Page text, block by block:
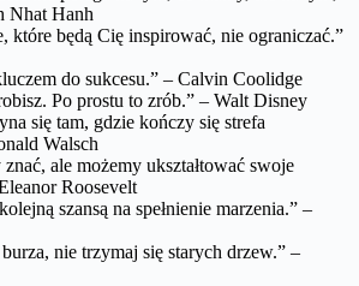
Nhat Hanh
które będą Cię inspirować, nie ograniczać.”
do sukcesu.” – Calvin Coolidge
Po prostu to zrób.” – Walt Disney
się tam, gdzie kończy się strefa
Walsch
ale możemy ukształtować swoje
Roosevelt
szansą na spełnienie marzenia.” –
nie trzymaj się starych drzew.” –